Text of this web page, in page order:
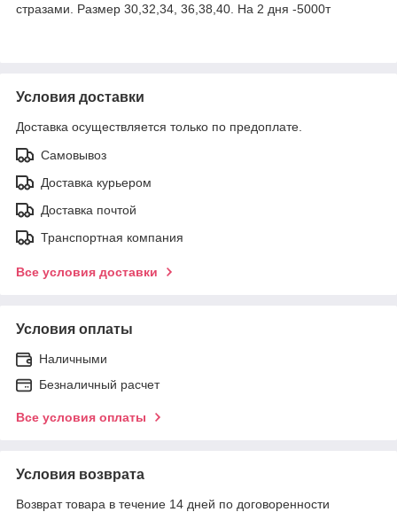
стразами. Размер 30,32,34, 36,38,40. На 2 дня -5000т
Условия доставки
Доставка осуществляется только по предоплате.
Самовывоз
Доставка курьером
Доставка почтой
Транспортная компания
Все условия доставки
Условия оплаты
Наличными
Безналичный расчет
Все условия оплаты
Условия возврата
Возврат товара в течение 14 дней по договоренности